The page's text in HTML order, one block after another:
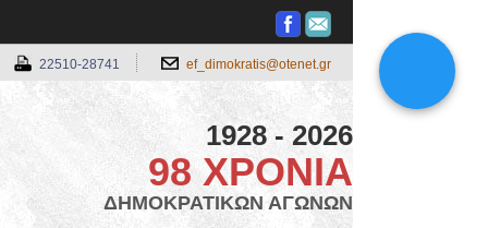
22510-28741 ef_dimokratis@otenet.gr
1928 - 2026
98 ΧΡΟΝΙΑ
ΔΗΜΟΚΡΑΤΙΚΩΝ ΑΓΩΝΩΝ